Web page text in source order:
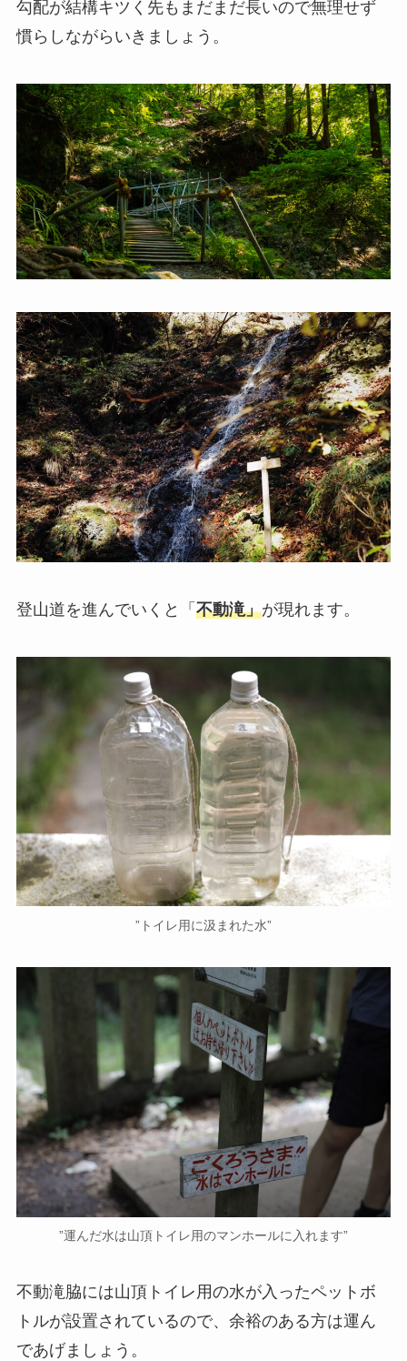
勾配が結構キツく先もまだまだ長いので無理せず
慣らしながらいきましょう。
登山道を進んでいくと「 不動滝」が現れます。
”トイレ用に汲まれた水”
”運んだ水は山頂トイレ用のマンホールに入れます”
不動滝脇には山頂トイレ用の水が入ったペットボ
トルが設置されているので、余裕のある方は運ん
であげましょう。